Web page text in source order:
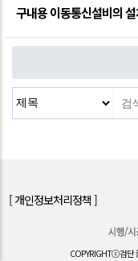
구내용 이동통신설비의
[ 개인정보처리정책 ]
COPYRIGHTⓒ검단